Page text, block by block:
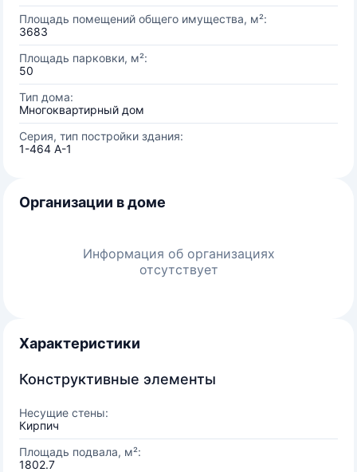
Площадь помещений общего имущества, м²:
3683
Площадь парковки, м²:
50
Тип дома:
Многоквартирный дом
Серия, тип постройки здания:
1-464 А-1
Организации в доме
Информация об организациях
отсутствует
Характеристики
Конструктивные элементы
Несущие стены:
Кирпич
Площадь подвала, м²:
1802.7